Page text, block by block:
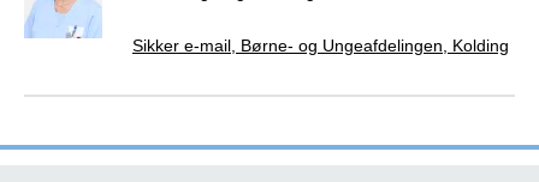
Sikker e-mail, Børne- og Ungeafdelingen, Kolding